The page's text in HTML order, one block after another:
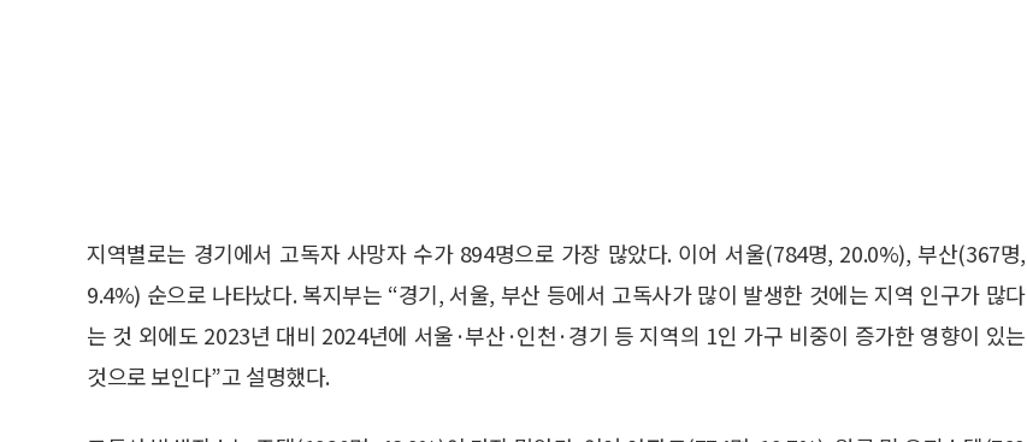
지역별로는 경기에서 고독자 사망자 수가 894명으로 가장 많았다. 이어 서울(784명, 20.0%), 부산(367명,
9.4%) 순으로 나타났다. 복지부는 “경기, 서울, 부산 등에서 고독사가 많이 발생한 것에는 지역 인구가 많다
는 것 외에도 2023년 대비 2024년에 서울·부산·인천·경기 등 지역의 1인 가구 비중이 증가한 영향이 있는
것으로 보인다”고 설명했다.